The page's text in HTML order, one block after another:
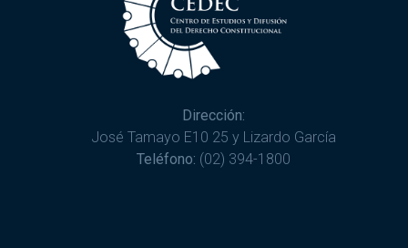
Dirección:
José Tamayo E10 25 y Lizardo García
Teléfono: (02) 394-1800